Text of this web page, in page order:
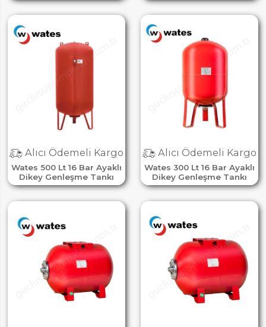
Wates 500 Lt 16 Bar Ayaklı
Dikey Genleşme Tankı
Alıcı Ödemeli Kargo
Wates 300 Lt 16 Bar Ayaklı
Dikey Genleşme Tankı
Alıcı Ödemeli Kargo